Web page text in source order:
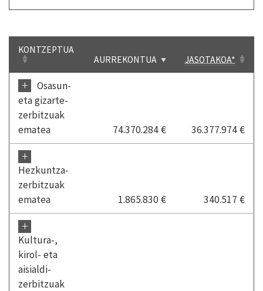
KONTZEPTUA
AURREKONTUA
JASOTAKOA*
+
Osasun-
eta gizarte-
zerbitzuak
ematea
74.370.284 € 36.377.974 €
+
Hezkuntza-
zerbitzuak
ematea
1.865.830 € 340.517 €
+
Kultura-,
kirol- eta
aisialdi-
zerbitzuak